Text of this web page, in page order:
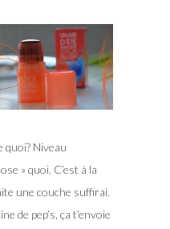
quoi? Niveau
» quoi. C’est à la
une couche suffirai.
de pep’s, ça t’envoie